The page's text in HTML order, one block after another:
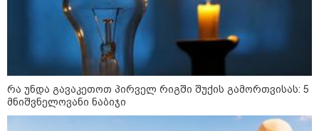
23:45 / 05-08-2026
ტრაგედია შოტლანდიაში - 35 წლის მამას
რა უნდა გავაკეთოთ პირველ რიგში შუქის გამორთვისას: 5
მნიშვნელოვანი ნაბიჯი